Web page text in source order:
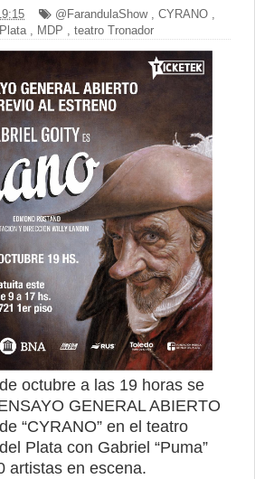
@FarandulaShow, CYRANO
MDP teatro Tronador
octubre a las 19 horas se
GENERAL ABIERTO
“CYRANO” en el teatro
Plata con Gabriel “Puma”
artistas en escena.